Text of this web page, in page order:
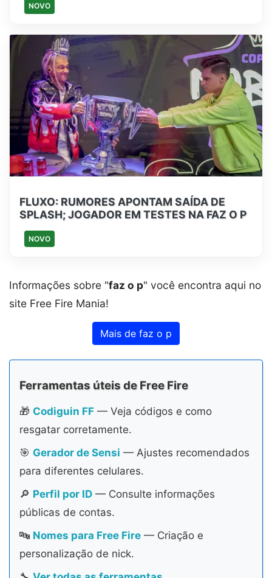
NOVO
FLUXO: RUMORES APONTAM SAÍDA DE
SPLASH; JOGADOR EM TESTES NA FAZ O P
NOVO
Informações sobre "faz o p" você encontra aqui no
site Free Fire Mania!
Mais de faz o p
Ferramentas úteis de Free Fire
🎁 Codiguin FF — Veja códigos e como
resgatar corretamente.
🎯 Gerador de Sensi — Ajustes recomendados
para diferentes celulares.
🔎 Perfil por ID — Consulte informações
públicas de contas.
🔤 Nomes para Free Fire — Criação e
personalização de nick.